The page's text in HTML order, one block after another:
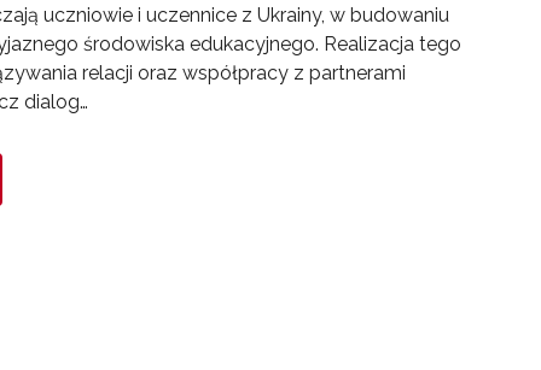
uczniowie i uczennice z Ukrainy, w budowaniu
środowiska edukacyjnego. Realizacja tego
relacji oraz współpracy z partnerami
dialog…